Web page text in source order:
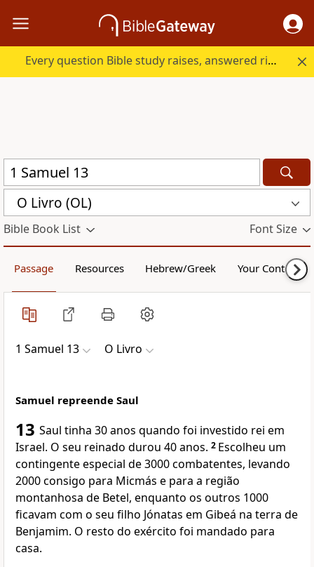
Every question Bible study raises, answered right here.
O Livro (OL)
Bible Book List Font Size
Passage Resources Hebrew/Greek Your Content
1 Samuel 13 O Livro
Samuel repreende Saul
13 Saul tinha 30 anos quando foi investido rei em
Israel. O seu reinado durou 40 anos. 2 Escolheu um
contingente especial de 3000 combatentes, levando
2000 consigo para Micmás e para a região
montanhosa de Betel, enquanto os outros 1000
ficavam com o seu filho Jónatas em Gibeá na terra de
Benjamim. O resto do exército foi mandado para
casa.